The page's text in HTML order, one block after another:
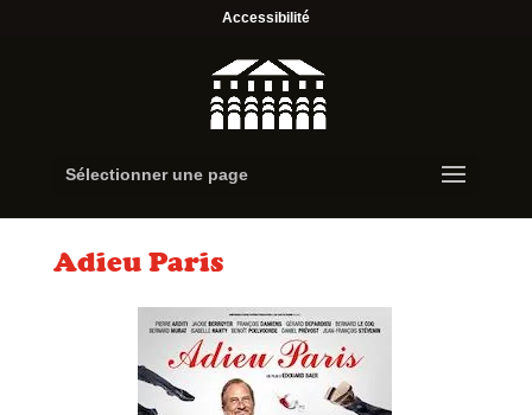
Accessibilité
Sélectionner une page
Adieu Paris